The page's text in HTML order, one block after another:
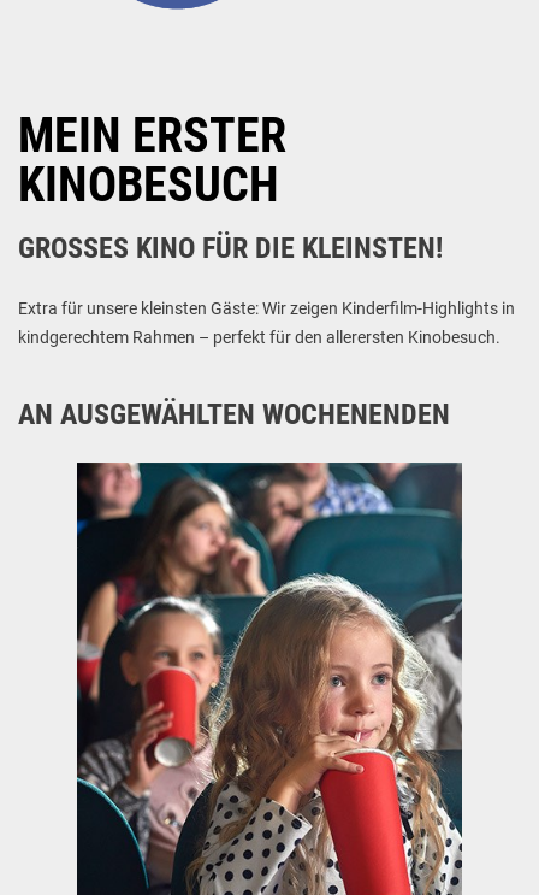
MEIN ERSTER
KINOBESUCH
GROSSES KINO FÜR DIE KLEINSTEN!
Extra für unsere kleinsten Gäste: Wir zeigen Kinderfilm-Highlights in
kindgerechtem Rahmen – perfekt für den allerersten Kinobesuch.
AN AUSGEWÄHLTEN WOCHENENDEN